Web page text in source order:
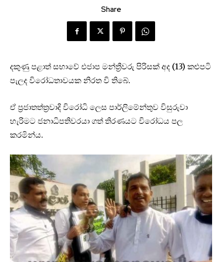
Share
දකුණු පළාත් සභාවේ එජාප මන්ත්‍රීවරු පිරිසක් අද (13) කළුපටි
පැලද විරෝධතාවයක නිරත වි තිබේ.
ඒ ප්‍රජාතත්ත්‍රවාදි විරෝධි ලෙස පාර්ලිමේන්තුව විසුරුවා
හැරිමට ජනාධිපතිවරයා ගත් තිරණයට විරෝධය පල
කරමින්ය.